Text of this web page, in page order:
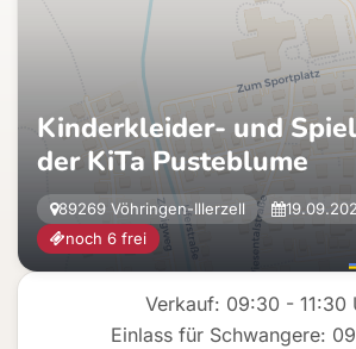
Verkauf: 09:30 - 11:30
Einlass für Schwangere:
Kinderkleider- und
der KiTa Pusteblume
89269 Vöhringen-Illerzell
noch 6 frei